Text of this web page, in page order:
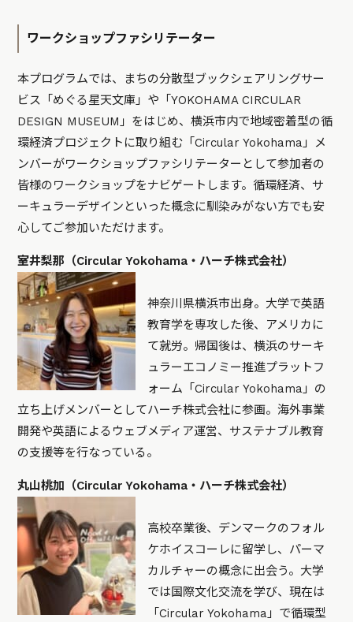
ワークショップファシリテーター
本プログラムでは、まちの分散型ブックシェアリングサー
ビス「めぐる星天文庫」や「YOKOHAMA CIRCULAR
DESIGN MUSEUM」をはじめ、横浜市内で地域密着型の循
環経済プロジェクトに取り組む「Circular Yokohama」メ
ンバーがワークショップファシリテーターとして参加者の
皆様のワークショップをナビゲートします。循環経済、サ
ーキュラーデザインといった概念に馴染みがない方でも安
心してご参加いただけます。
室井梨那（Circular Yokohama・ハーチ株式会社）
神奈川県横浜市出身。大学で英語
教育学を専攻した後、アメリカに
て就労。帰国後は、横浜のサーキ
ュラーエコノミー推進プラットフ
ォーム「Circular Yokohama」の
立ち上げメンバーとしてハーチ株式会社に参画。海外事業
開発や英語によるウェブメディア運営、サステナブル教育
の支援等を行なっている。
丸山桃加（Circular Yokohama・ハーチ株式会社）
高校卒業後、デンマークのフォル
ケホイスコーレに留学し、パーマ
カルチャーの概念に出会う。大学
では国際文化交流を学び、現在は
「Circular Yokohama」で循環型